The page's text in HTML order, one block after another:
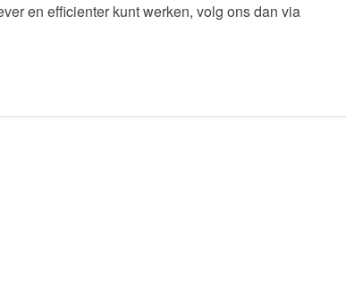
en efficienter kunt werken, volg ons dan via